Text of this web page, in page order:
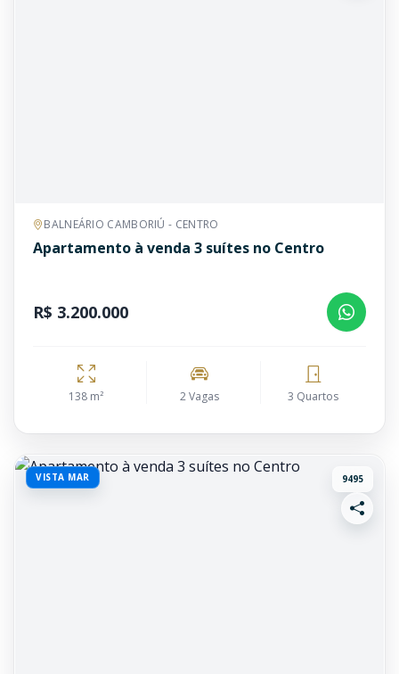
BALNEÁRIO CAMBORIÚ - CENTRO
Apartamento à venda 3 suítes no Centro
R$ 3.200.000
138 m² 2 Vagas 3 Quartos
VISTA MAR 9495